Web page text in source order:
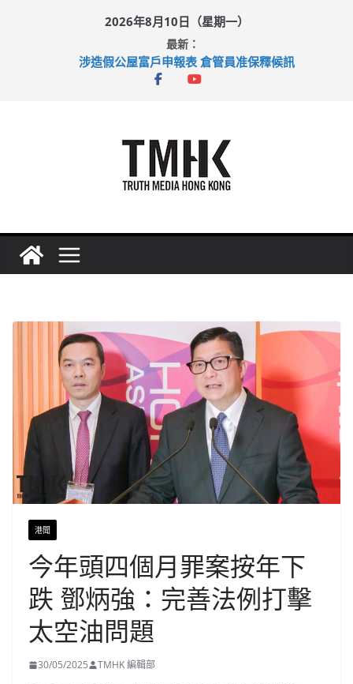
2026年8月10日（星期一）
最新：
涉造假公屋富戶申報表 倉管員准保釋候訊
港聞
今年頭四個月罪案按年下
跌 鄧炳強：完善法例打擊
太空油問題
30/05/2025 TMHK 編輯部